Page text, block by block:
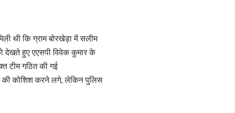
थी कि ग्राम बोरखेड़ा में सलीम
देखते हुए एएसपी विवेक कुमार के
टीम गठित की गई
की कोशिश करने लगे, लेकिन पुलिस